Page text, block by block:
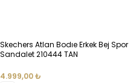
Skechers Atlan Bodıe Erkek Bej Spor
Sandalet 210444 TAN
4.999,00₺